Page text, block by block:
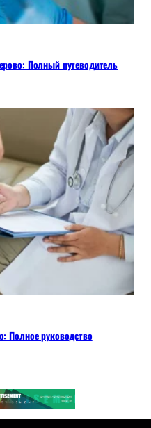
Полный путеводитель
Полное руководство